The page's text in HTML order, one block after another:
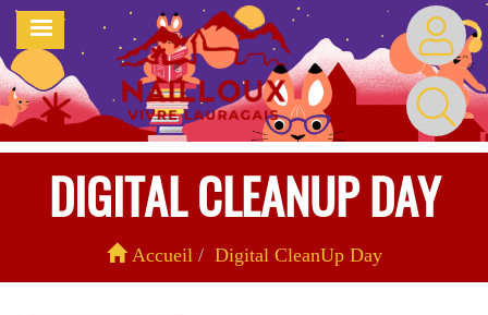
Aller
contenu
principal
MENU
DIGITAL CLEANUP DAY
Accueil Digital CleanUp Day